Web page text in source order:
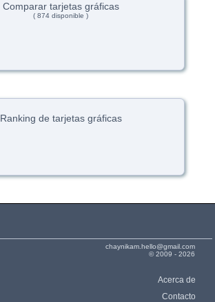
Comparar tarjetas gráficas
( 874 disponible )
Ranking de tarjetas gráficas
chaynikam.hello@gmail.com
© 2009 - 2026
Acerca de
Contacto